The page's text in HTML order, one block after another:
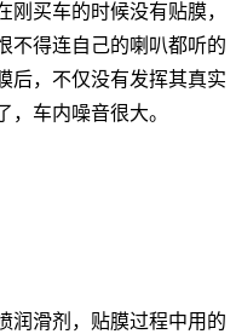
买车的时候没有贴膜，
不得连自己的喇叭都听的
后，不仅没有发挥其真实
车内噪音很大。
润滑剂，贴膜过程中用的